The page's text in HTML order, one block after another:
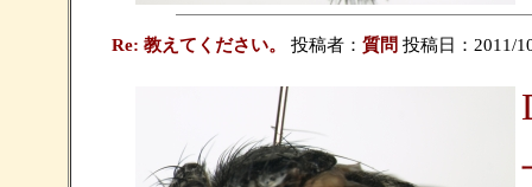
Re: 教えてください。 投稿者： 質問 投稿日：2011/